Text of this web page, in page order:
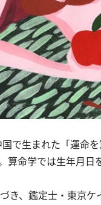
で生まれた「運命
算命学では生年月
き、鑑定士・東京ケ